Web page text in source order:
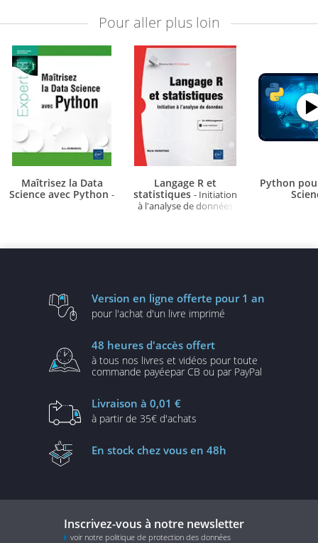
Pour aller plus loin
Maîtrisez la Data
Science avec Python -
Langage R et
statistiques - Initiation
à l'analyse de données
Python
Version en ligne offerte pour 1 an
pour l'achat d'un livre imprimé
48 heures d'accès offert
à tous nos livres et vidéos pour toute
commande payéepar CB ou par PayPal
Livraison à 0,01 €
à partir de 35€ d'achats
En stock chez vous en 48h
Inscrivez-vous à notre newsletter
voir notre politique de protection des données